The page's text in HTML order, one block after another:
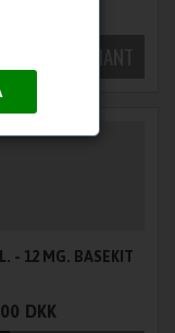
- 12 MG. BASEKIT
DKK